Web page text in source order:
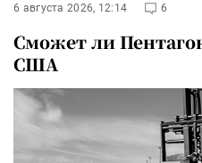
6 августа 2026, 12:14 6
Сможет ли
США